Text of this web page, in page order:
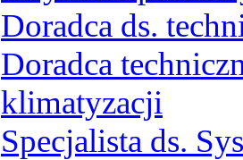
Doradca ds.
Doradca
klimatyzacji
Specjalista ds.